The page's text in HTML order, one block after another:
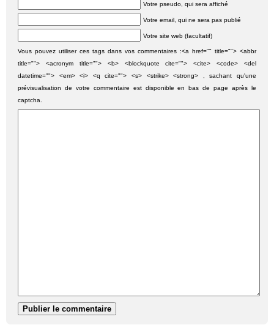
Votre pseudo, qui sera affiché
Votre email, qui ne sera pas publié
Votre site web (facultatif)
Vous pouvez utiliser ces tags dans vos commentaires :<a href="" title=""> <abbr
title=""> <acronym title=""> <b> <blockquote cite=""> <cite> <code> <del
datetime=""> <em> <i> <q cite=""> <s> <strike> <strong> , sachant qu'une
prévisualisation de votre commentaire est disponible en bas de page après le
captcha.